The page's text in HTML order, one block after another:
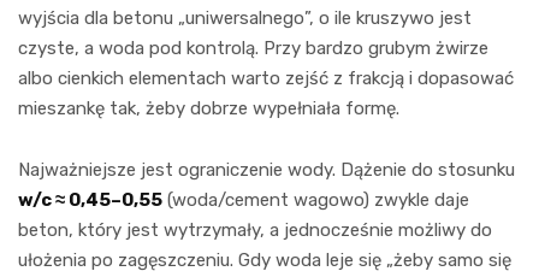
wyjścia dla betonu „uniwersalnego”, o ile kruszywo jest
czyste, a woda pod kontrolą. Przy bardzo grubym żwirze
albo cienkich elementach warto zejść z frakcją i dopasować
mieszankę tak, żeby dobrze wypełniała formę.
Najważniejsze jest ograniczenie wody. Dążenie do stosunku
w/c ≈ 0,45–0,55 (woda/cement wagowo) zwykle daje
beton, który jest wytrzymały, a jednocześnie możliwy do
ułożenia po zagęszczeniu. Gdy woda leje się „żeby samo się